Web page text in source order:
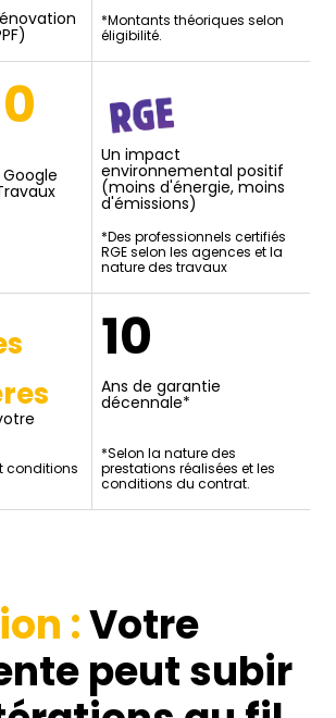
*Montants théoriques selon
éligibilité.
Un impact
environnemental positif
(moins d'énergie, moins
d'émissions)
*Des professionnels certifiés
RGE selon les agences et la
nature des travaux
conditions
10
Ans de garantie
décennale*
*Selon la nature des
prestations réalisées et les
conditions du contrat.
:Votre
peut subir